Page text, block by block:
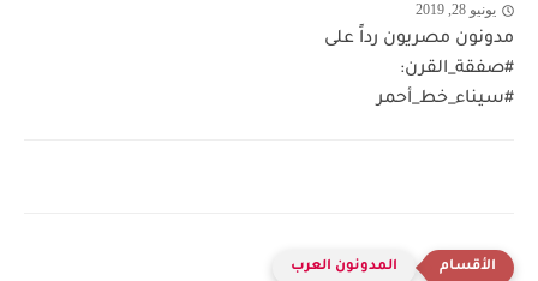
يونيو 28, 2019
مدونون مصريون رداً على
#صفقة_القرن:
#سيناء_خط_أحمر
المدونون العرب